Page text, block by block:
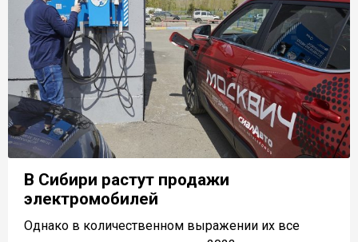
В Сибири растут продажи
электромобилей
Однако в количественном выражении их все